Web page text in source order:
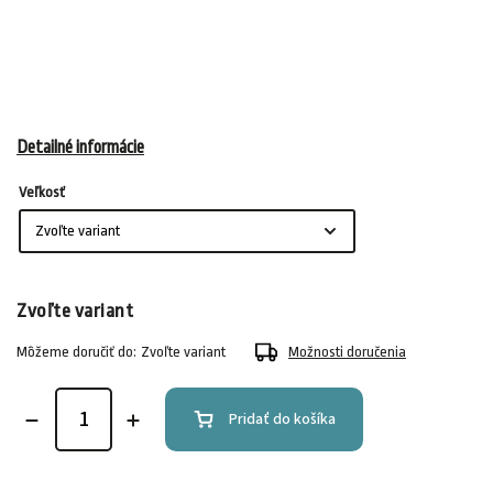
Detailné informácie
Veľkosť
Zvoľte variant
Môžeme doručiť do: Zvoľte variant Možnosti doručenia
Pridať do košíka